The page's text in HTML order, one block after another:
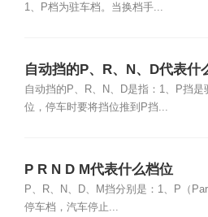
1、P档为驻车档。当换档手...
自动挡的P、R、N、D代表什
自动挡的P、R、N、D是指：1、P挡是
位，停车时要将挡位推到P挡...
P R N D M代表什么档位
P、R、N、D、M挡分别是：1、P（
停车档，汽车停止...